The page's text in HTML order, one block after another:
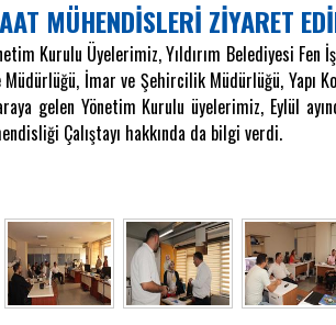
MÜHENDİSLERİ ZİYARET
Kurulu Üyelerimiz, Yıldırım Belediyesi
İmar ve Şehircilik Müdürlüğü, Yapı
gelen Yönetim Kurulu üyelerimiz, Eylül
Çalıştayı hakkında da bilgi verdi.